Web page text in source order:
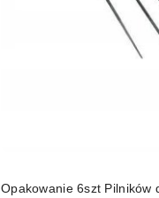
Opakowanie 6szt Pilników